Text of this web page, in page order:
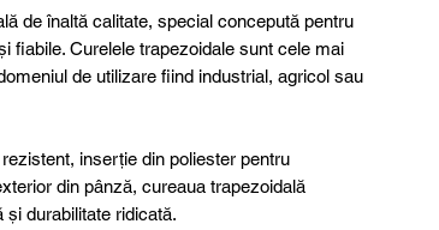
de înaltă calitate, special concepută pentru
fiabile. Curelele trapezoidale sunt cele mai
de utilizare fiind industrial, agricol sau
inserție din poliester pentru
din pânză, cureaua trapezoidală
durabilitate ridicată.